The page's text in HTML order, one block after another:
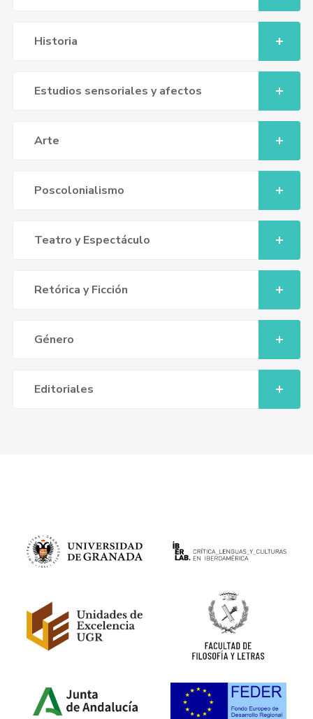
Historia
Estudios sensoriales y afectos
Arte
Poscolonialismo
Teatro y Espectáculo
Retórica y Ficción
Género
Editoriales